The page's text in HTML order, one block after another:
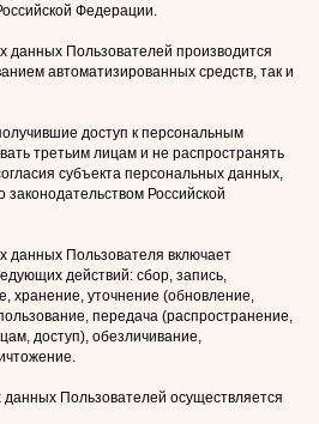
Федерации.
данных Пользователей производится
автоматизированных средств, так и
доступ к персональным
третьим лицам и не распространять
субъекта персональных данных,
Российской
данных Пользователя включает
действий: сбор, запись,
хранение, уточнение (обновление,
передача (распространение,
доступ), обезличивание,
Пользователей осуществляется